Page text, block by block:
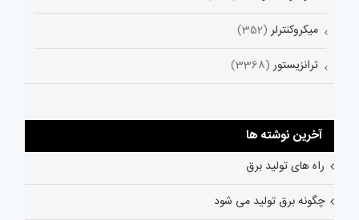
میکروکنترلر (352)
ترانزیستور (3368)
آخرین نوشته ها
راه های تولید برق
چگونه برق تولید می شود